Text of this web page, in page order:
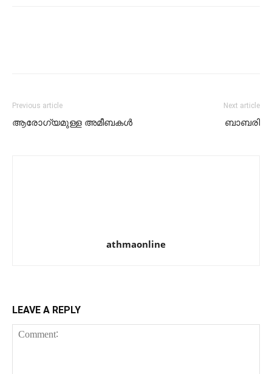
Previous article
ആരോഗ്യമുള്ള അമീബകൾ
Next article
ബാബരി
athmaonline
LEAVE A REPLY